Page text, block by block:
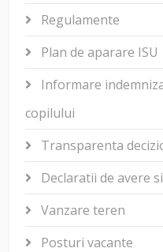
Regulamente
Plan de aparare ISU
Informare
copilului
Transparenta
Declaratii de avere
Vanzare teren
Posturi vacante